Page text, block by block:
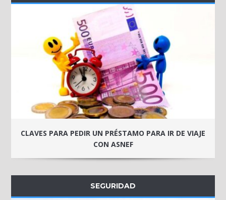
CLAVES PARA PEDIR UN PRÉSTAMO PARA IR DE VIAJE
CON ASNEF
SEGURIDAD